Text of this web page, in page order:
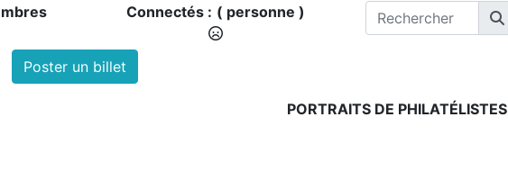
Connectés : ( personne )
Poster un billet
PORTRAITS DE PHILATÉLISTES